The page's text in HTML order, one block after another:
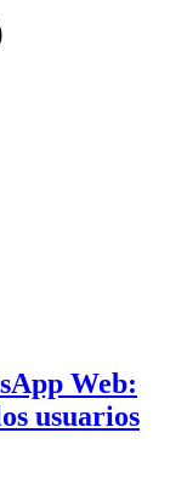
Web:
usuarios